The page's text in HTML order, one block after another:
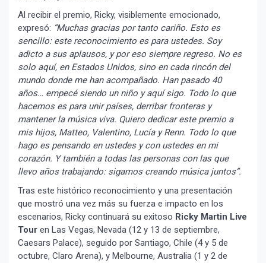
Al recibir el premio, Ricky, visiblemente emocionado,
expresó: “Muchas gracias por tanto cariño. Esto es
sencillo: este reconocimiento es para ustedes. Soy
adicto a sus aplausos, y por eso siempre regreso. No es
solo aquí, en Estados Unidos, sino en cada rincón del
mundo donde me han acompañado. Han pasado 40
años… empecé siendo un niño y aquí sigo. Todo lo que
hacemos es para unir países, derribar fronteras y
mantener la música viva. Quiero dedicar este premio a
mis hijos, Matteo, Valentino, Lucía y Renn. Todo lo que
hago es pensando en ustedes y con ustedes en mi
corazón. Y también a todas las personas con las que
llevo años trabajando: sigamos creando música juntos”.
Tras este histórico reconocimiento y una presentación
que mostró una vez más su fuerza e impacto en los
escenarios, Ricky continuará su exitoso Ricky Martin Live
Tour en Las Vegas, Nevada (12 y 13 de septiembre,
Caesars Palace), seguido por Santiago, Chile (4 y 5 de
octubre, Claro Arena), y Melbourne, Australia (1 y 2 de